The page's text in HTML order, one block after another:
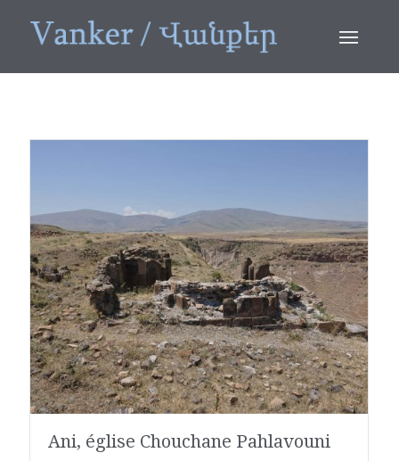
Ani, église Chouchane Pahlavouni